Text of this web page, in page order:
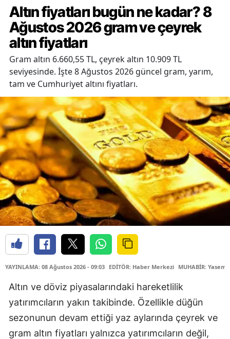
Altın fiyatları bugün ne kadar? 8
Ağustos 2026 gram ve çeyrek
altın fiyatları
Gram altın 6.660,55 TL, çeyrek altın 10.909 TL
seviyesinde. İşte 8 Ağustos 2026 güncel gram, yarım,
tam ve Cumhuriyet altını fiyatları.
YAYINLAMA: 08 Ağustos 2026 - 09:03 EDİTÖR: Haber Merkezi MUHABİR:
Altın ve döviz piyasalarındaki hareketlilik
yatırımcıların yakın takibinde. Özellikle düğün
sezonunun devam ettiği yaz aylarında çeyrek ve
gram altın fiyatları yalnızca yatırımcıların değil,